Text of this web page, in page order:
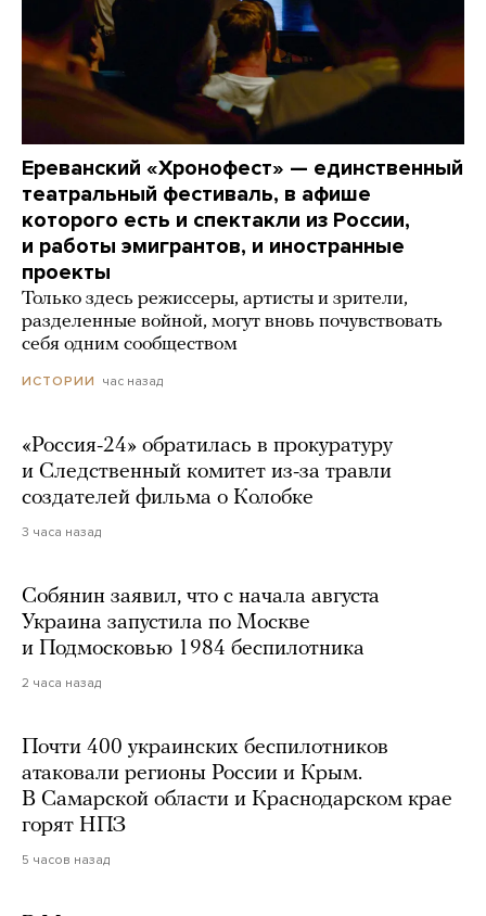
Ереванский «Хронофест» — единственный
театральный фестиваль, в афише
которого есть и спектакли из России,
и работы эмигрантов, и иностранные
проекты
Только здесь режиссеры, артисты и зрители,
разделенные войной, могут вновь почувствовать
себя одним сообществом
ИСТОРИИ час назад
«Россия-24» обратилась в прокуратуру
и Следственный комитет из-за травли
создателей фильма о Колобке
3 часа назад
Собянин заявил, что с начала августа
Украина запустила по Москве
и Подмосковью 1984 беспилотника
2 часа назад
Почти 400 украинских беспилотников
атаковали регионы России и Крым.
В Самарской области и Краснодарском крае
горят НПЗ
5 часов назад